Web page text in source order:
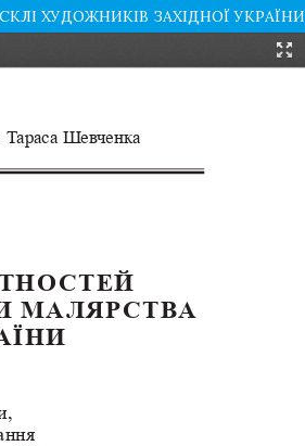
ХУДОЖНИКІВ ЗАХІДНОЇ УКРАЇНИ